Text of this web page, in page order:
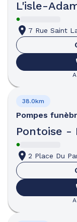
L'isle-
7 Rue Saint
Pompes
Pontoise -
38.0km
2 Place Du